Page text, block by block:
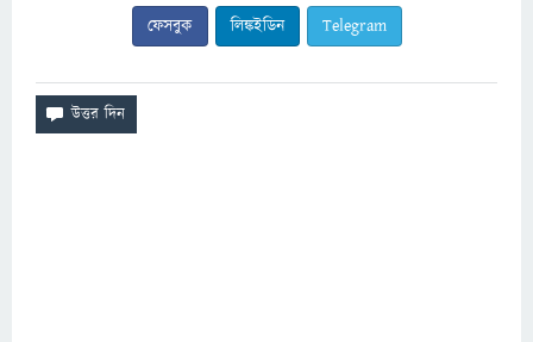
ফেসবুক লিঙ্কইডিন Telegram